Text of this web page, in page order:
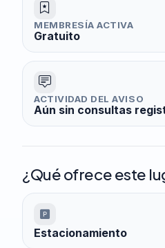
MEMBRESÍA ACTIVA
Gratuito
ACTIVIDAD DEL AVISO
Aún sin consultas
¿Qué ofrece este
Estacionamiento